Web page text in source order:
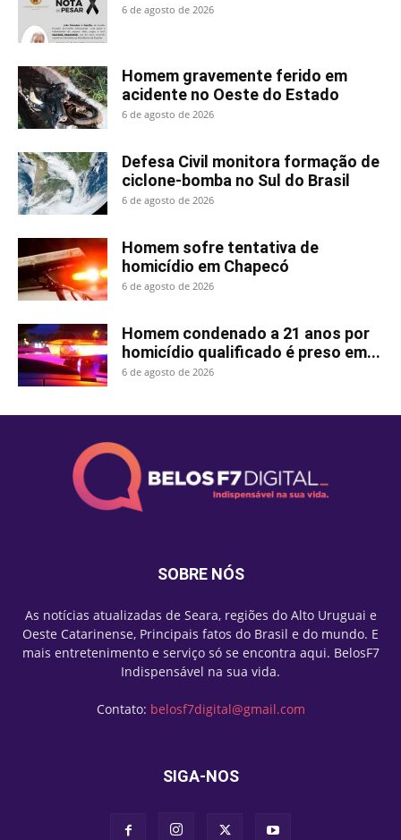
6 de agosto de 2026
Homem gravemente ferido em
acidente no Oeste do Estado
6 de agosto de 2026
Defesa Civil monitora formação de
ciclone-bomba no Sul do Brasil
6 de agosto de 2026
Homem sofre tentativa de
homicídio em Chapecó
6 de agosto de 2026
Homem condenado a 21 anos por
homicídio qualificado é preso em...
6 de agosto de 2026
SOBRE NÓS
As notícias atualizadas de Seara, regiões do Alto Uruguai e
Oeste Catarinense, Principais fatos do Brasil e do mundo. E
mais entretenimento e serviço só se encontra aqui. BelosF7
Indispensável na sua vida.
Contato: belosf7digital@gmail.com
SIGA-NOS